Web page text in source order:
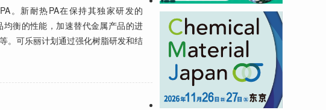
。新耐热PA在保持其独家研发的
衡的性能，加速替代金属产品的进
。可乐丽计划通过强化树脂研发和结